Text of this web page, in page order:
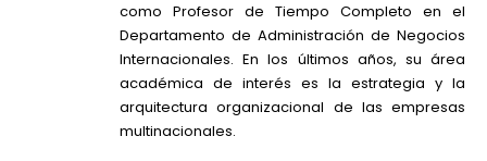
como Profesor de Tiempo Completo en el
Departamento de Administración de Negocios
Internacionales. En los últimos años, su área
académica de interés es la estrategia y la
arquitectura organizacional de las empresas
multinacionales.